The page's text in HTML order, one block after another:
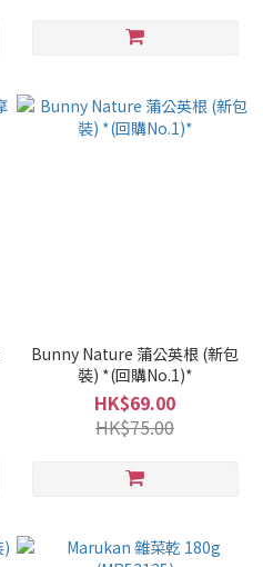
Bunny Nature 蒲公英根 (新包
裝) *(回購No.1)*
HK$69.00
HK$75.00